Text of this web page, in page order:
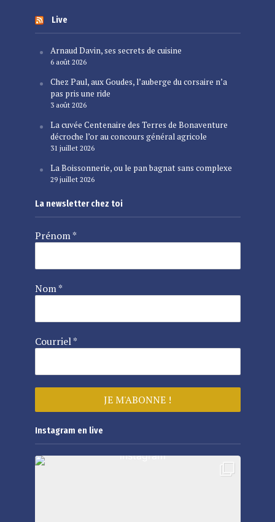
Live
Arnaud Davin, ses secrets de cuisine
6 août 2026
Chez Paul, aux Goudes, l’auberge du corsaire n’a
pas pris une ride
3 août 2026
La cuvée Centenaire des Terres de Bonaventure
décroche l’or au concours général agricole
31 juillet 2026
La Boissonnerie, ou le pan bagnat sans complexe
29 juillet 2026
La newsletter chez toi
Prénom*
Nom*
Courriel*
Instagram en live